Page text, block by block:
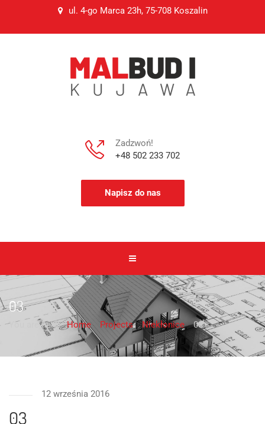
ul. 4-go Marca 23h, 75-708 Koszalin
Zadzwoń!
+48 502 233 702
Napisz do nas
03
You are here: Home Projects Niekłonice 03
12 września 2016
03